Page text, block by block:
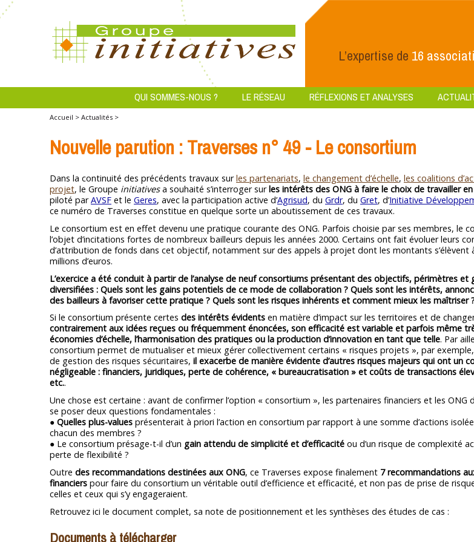
L’expertise de 16
QUI SOMMES-NOUS ? LE RÉSEAU RÉFLEXIONS ET ANALYSES
Accueil > Actualités >
Nouvelle parution : Traverses n° 49 - Le consortium
Dans la continuité des précédents travaux surles partenariats, le changement d’échelle, les coalitions
projet, le Groupe initiativesa souhaité s’interroger surles intérêts des ONG à faire le choix de travailler
piloté parAVSF et le Geres, avec la participation active d’Agrisud, du Grdr, du Gret, d’Initiative
ce numéro de Traverses constitue en quelque sorte un aboutissement de ces travaux.
Le consortium est en effet devenu une pratique courante des ONG. Parfois choisie par ses membres, le
l’objet d’incitations fortes de nombreux bailleurs depuis les années 2000. Certains ont fait évoluer leurs
d’attribution de fonds dans cet objectif, notamment sur des appels à projet dont les montants s’élèvent
millions d’euros.
L’exercice a été conduit à partir de l’analyse de neuf consortiums présentant des objectifs, périmètres et
diversifiées : Quels sont les gains potentiels de ce mode de collaboration ? Quels sont les intérêts,
des bailleurs à favoriser cette pratique ? Quels sont les risques inhérents et comment mieux les maîtriser
Si le consortium présente certes des intérêts évidents en matière d’impact sur les territoires et de
contrairement aux idées reçues ou fréquemment énoncées, son efficacité est variable et parfois même
économies d’échelle, l’harmonisation des pratiques ou la production d’innovation en tant que telle. Par
consortium permet de mutualiser et mieux gérer collectivement certains « risques projets », par
de gestion des risques sécuritaires, il exacerbe de manière évidente d’autres risques majeurs qui ont un
négligeable : financiers, juridiques, perte de cohérence, « bureaucratisation » et coûts de transactions
etc..
Une chose est certaine : avant de confirmer l’option « consortium », les partenaires financiers et les ONG
se poser deux questions fondamentales :
● Quelles plus-values présenterait à priori l’action en consortium par rapport à une somme d’actions
chacun des membres ?
● Le consortium présage-t-il d’un gain attendu de simplicité et d’efficacité ou d’un risque de complexité
perte de flexibilité ?
Outre des recommandations destinées aux ONG, ce Traverses expose finalement 7 recommandations
financiers pour faire du consortium un véritable outil d’efficience et efficacité, et non pas de prise de
celles et ceux qui s’y engageraient.
Retrouvez ici le document complet, sa note de positionnement et les synthèses des études de cas :
Documents à télécharger